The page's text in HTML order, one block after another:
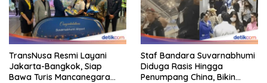
TransNusa Resmi Layani
Jakarta-Bangkok, Siap
Bawa Turis Mancanegara
Staf Bandara Suvarnabhumi
Diduga Rasis Hingga
Penumpang China, Bikin